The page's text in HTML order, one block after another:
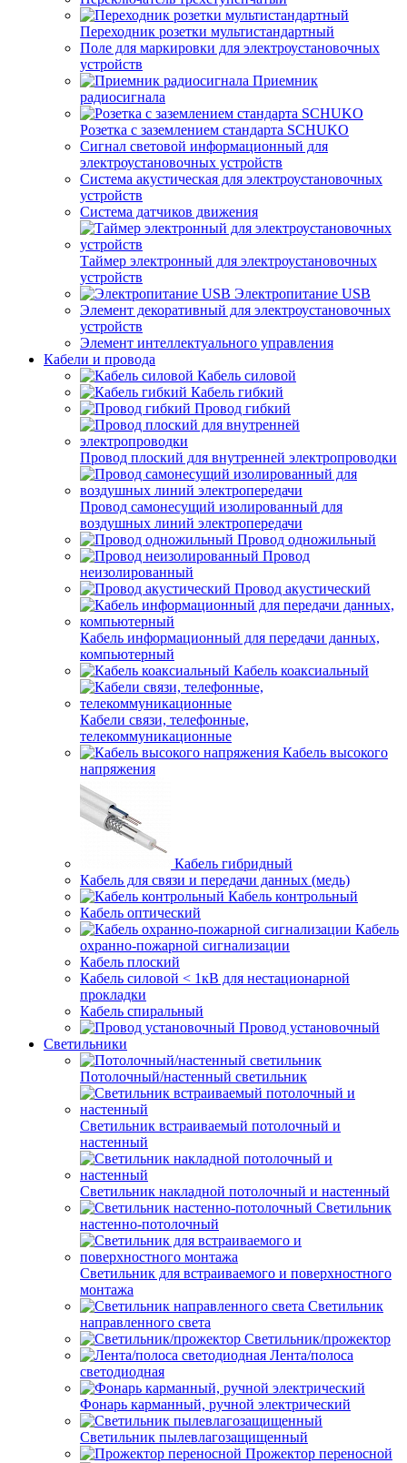
Переходник розетки мультистандартный
Поле для маркировки для электроустановочных
устройств
Приемник
радиосигнала
Розетка с заземлением стандарта SCHUKO
Сигнал световой информационный для
электроустановочных устройств
Система акустическая для электроустановочных
устройств
Система датчиков движения
Таймер электронный для электроустановочных
устройств
Электропитание USB
Элемент декоративный для электроустановочных
устройств
Элемент интеллектуального управления
Кабели и провода
Кабель силовой
Кабель гибкий
Провод гибкий
Провод плоский для внутренней электропроводки
Провод самонесущий изолированный для
воздушных линий электропередачи
Провод одножильный
Провод
неизолированный
Провод акустический
Кабель информационный для передачи данных,
компьютерный
Кабель коаксиальный
Кабели связи, телефонные,
телекоммуникационные
Кабель высокого
напряжения
Кабель гибридный
Кабель для связи и передачи данных (медь)
Кабель контрольный
Кабель оптический
Кабель
охранно-пожарной сигнализации
Кабель плоский
Кабель силовой < 1кВ для нестационарной
прокладки
Кабель спиральный
Провод установочный
Светильники
Потолочный/настенный светильник
Светильник встраиваемый потолочный и
настенный
Светильник накладной потолочный и настенный
Светильник
настенно-потолочный
Светильник для встраиваемого и поверхностного
монтажа
Светильник
направленного света
Светильник/прожектор
Лента/полоса
светодиодная
Фонарь карманный, ручной электрический
Светильник пылевлагозащищенный
Прожектор переносной